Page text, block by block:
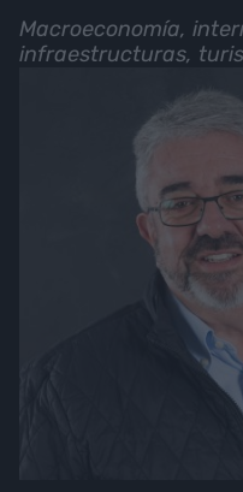
Macroeconomía,
infraestructuras,